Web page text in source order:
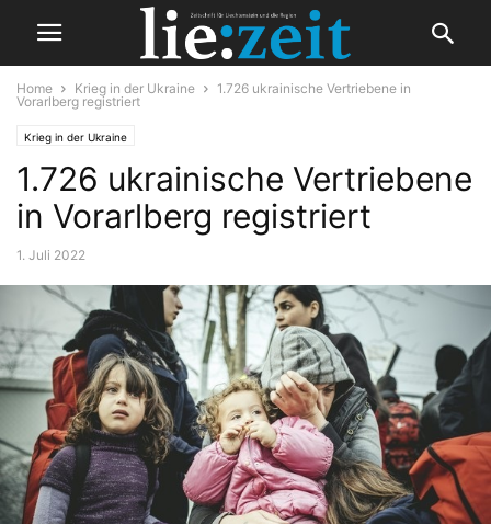
Home Krieg in der Ukraine
1.726 ukrainische Vertriebene in
Vorarlberg registriert
Krieg in der Ukraine
1.726 ukrainische Vertriebene
in Vorarlberg registriert
1. Juli 2022